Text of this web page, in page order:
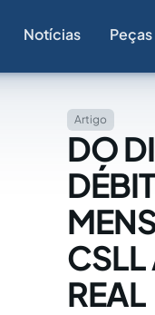
Notícias Peças
Artigo
DO
REAL